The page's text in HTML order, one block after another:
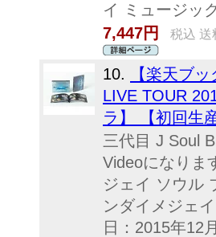
イ ミュージッ
7,447円
税込 送
10.
【楽天ブ
LIVE TOUR
ラ】 【初回生
三代目 J Soul
Videoになりま
ジェイ ソウル
ンダイメジェ
日：2015年12